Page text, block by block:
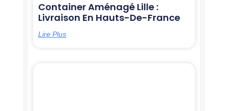
Container Aménagé Lille :
Livraison En Hauts-De-France
Lire Plus